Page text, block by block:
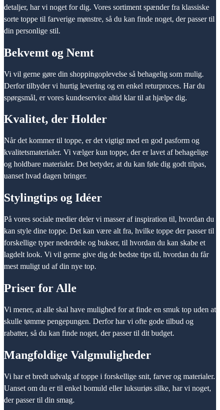
detaljer, har vi noget for dig. Vores sortiment spænder fra klassiske
sorte toppe til farverige mønstre, så du kan finde noget, der passer til
din personlige stil.
Bekvemt og Nemt
Vi vil gerne gøre din shoppingoplevelse så behagelig som mulig.
Derfor tilbyder vi hurtig levering og en enkel returproces. Har du
spørgsmål, er vores kundeservice altid klar til at hjælpe dig.
Kvalitet, der Holder
Når det kommer til toppe, er det vigtigt med en god pasform og
kvalitetsmaterialer. Vi vælger kun toppe, der er lavet af behagelige
og holdbare materialer. Det betyder, at du kan føle dig godt tilpas,
uanset hvad dagen bringer.
Stylingtips og Idéer
På vores sociale medier deler vi masser af inspiration til, hvordan du
kan style dine toppe. Det kan være alt fra, hvilke toppe der passer til
forskellige typer nederdele og bukser, til hvordan du kan skabe et
lagdelt look. Vi vil gerne give dig de bedste tips til, hvordan du får
mest muligt ud af din nye top.
Priser for Alle
Vi mener, at alle skal have mulighed for at finde en smuk top uden at
skulle tømme pengepungen. Derfor har vi ofte gode tilbud og
rabatter, så du kan finde noget, der passer til dit budget.
Mangfoldige Valgmuligheder
Vi har et bredt udvalg af toppe i forskellige snit, farver og materialer.
Uanset om du er til enkel bomuld eller luksuriøs silke, har vi noget,
der passer til din smag.